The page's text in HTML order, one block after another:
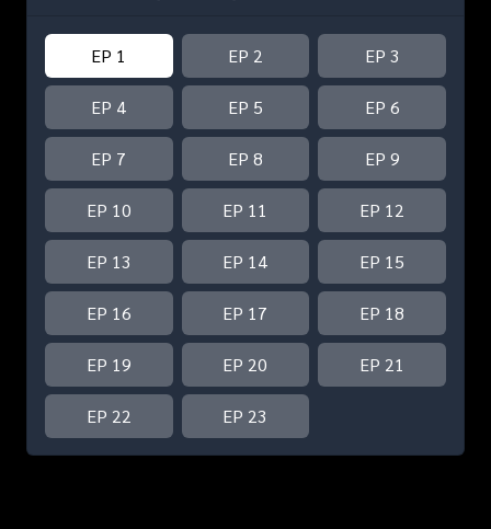
EP 1 EP 2 EP 3
EP 4 EP 5 EP 6
EP 7 EP 8 EP 9
EP 10 EP 11 EP 12
EP 13 EP 14 EP 15
EP 16 EP 17 EP 18
EP 19 EP 20 EP 21
EP 22 EP 23